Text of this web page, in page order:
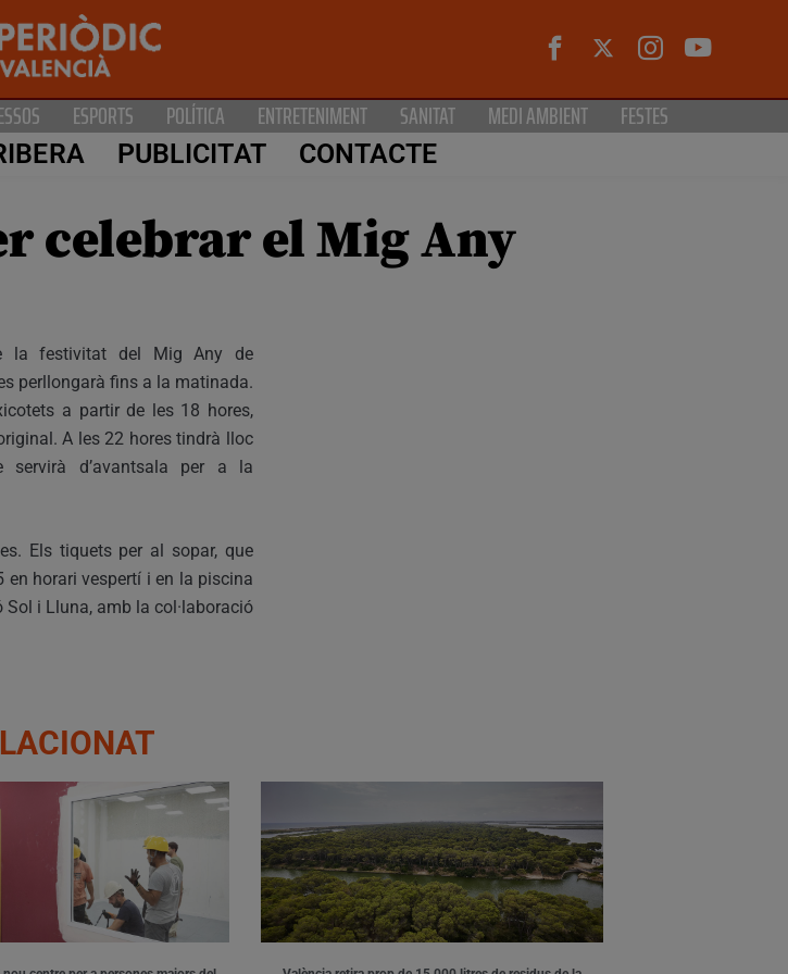
ESPORTS POLÍTICA ENTRETENIMENT SANITAT MEDI AMBIENT FESTES
PUBLICITAT CONTACTE
celebrar el Mig Any
la festivitat del Mig Any de
perllongarà fins a la matinada.
a partir de les 18 hores,
A les 22 hores tindrà lloc
servirà d’avantsala per a la
Els tiquets per al sopar, que
en horari vespertí i en la piscina
i Lluna, amb la col·laboració